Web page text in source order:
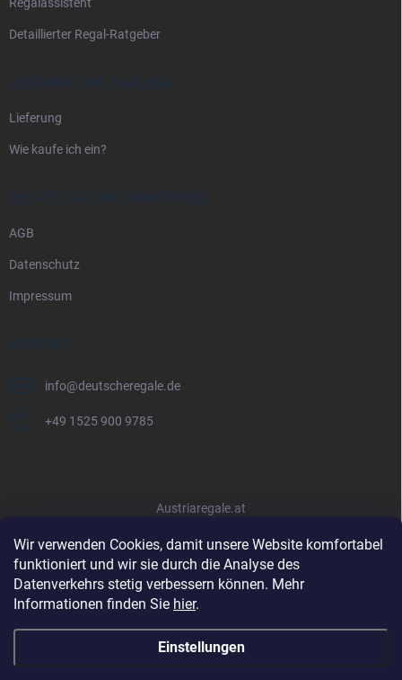
Wir verwenden Cookies, damit unsere Website komfortabel
funktioniert und wir sie durch die Analyse des
Datenverkehrs stetig verbessern können. Mehr
Informationen finden Sie hier.
Einstellungen
Detaillierter Regal-Ratgeber
VERSAND UND ZAHLUNG
Lieferung
Wie kaufe ich ein?
RECHTLICHE INFORMATIONEN
AGB
Datenschutz
Impressum
KONTAKT
info@deutscheregale.de
+49 1525 900 9785
Austriaregale.at